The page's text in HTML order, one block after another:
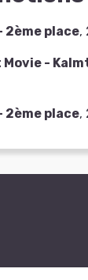
2ème place,
-
2ème place,